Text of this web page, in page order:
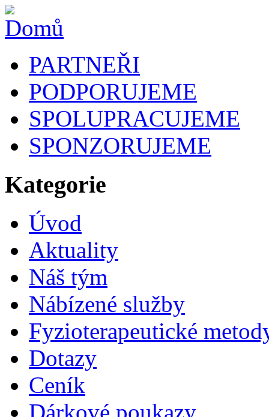
PARTNEŘI
PODPORUJEME
SPOLUPRACUJEME
SPONZORUJEME
Kategorie
Úvod
Aktuality
Náš tým
Nábízené služby
Fyzioterapeutické
Dotazy
Ceník